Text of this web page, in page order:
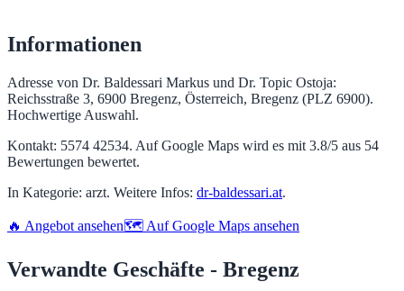
Informationen
Adresse von Dr. Baldessari Markus und Dr. Topic Ostoja:
Reichsstraße 3, 6900 Bregenz, Österreich, Bregenz (PLZ 6900).
Hochwertige Auswahl.
Kontakt: 5574 42534. Auf Google Maps wird es mit 3.8/5 aus 54
Bewertungen bewertet.
In Kategorie: arzt. Weitere Infos: dr-baldessari.at.
🔥 Angebot ansehen🗺️ Auf Google Maps ansehen
Verwandte Geschäfte - Bregenz